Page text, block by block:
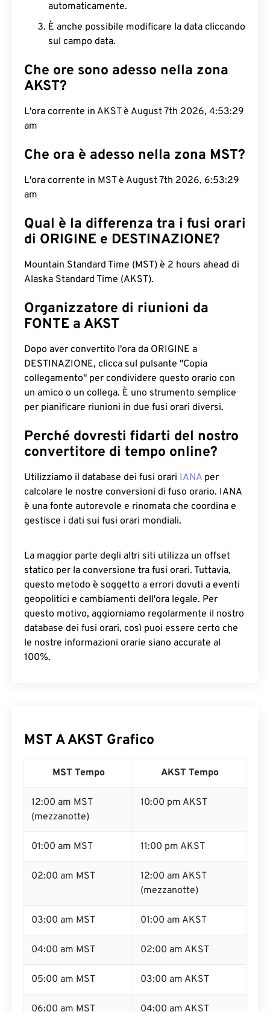
automaticamente.
È anche possibile modificare la data cliccando
sul campo data.
Che ore sono adesso nella zona
AKST?
L'ora corrente in AKST è August 7th 2026, 4:53:30
am
Che ora è adesso nella zona MST?
L'ora corrente in MST è August 7th 2026, 6:53:30
am
Qual è la differenza tra i fusi orari
di ORIGINE e DESTINAZIONE?
Mountain Standard Time (MST) è 2 hours ahead di
Alaska Standard Time (AKST).
Organizzatore di riunioni da
FONTE a AKST
Dopo aver convertito l'ora da ORIGINE a
DESTINAZIONE, clicca sul pulsante "Copia
collegamento" per condividere questo orario con
un amico o un collega. È uno strumento semplice
per pianificare riunioni in due fusi orari diversi.
Perché dovresti fidarti del nostro
convertitore di tempo online?
Utilizziamo il database dei fusi orari IANA per
calcolare le nostre conversioni di fuso orario. IANA
è una fonte autorevole e rinomata che coordina e
gestisce i dati sui fusi orari mondiali.
La maggior parte degli altri siti utilizza un offset
statico per la conversione tra fusi orari. Tuttavia,
questo metodo è soggetto a errori dovuti a eventi
geopolitici e cambiamenti dell'ora legale. Per
questo motivo, aggiorniamo regolarmente il nostro
database dei fusi orari, così puoi essere certo che
le nostre informazioni orarie siano accurate al
100%.
MST A AKST Grafico
MST Tempo AKST Tempo
12:00 am MST
(mezzanotte)
10:00 pm AKST
01:00 am MST 11:00 pm AKST
02:00 am MST
12:00 am AKST
(mezzanotte)
03:00 am MST 01:00 am AKST
04:00 am MST 02:00 am AKST
05:00 am MST 03:00 am AKST
06:00 am MST 04:00 am AKST